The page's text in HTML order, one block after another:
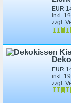
EUR
inkl.
zzgl.
EUR
inkl.
zzgl.